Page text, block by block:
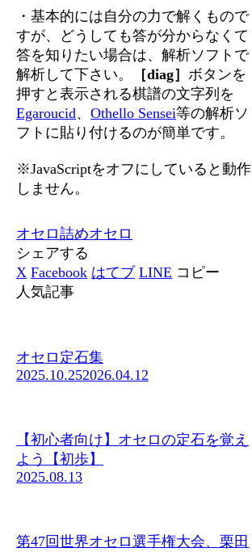
・基本的には自分の力で解くもので
すが、どうしても答が分からなくて
答を知りたい場合は、解析ソフトで
解析して下さい。
［diag］ ボタンを
押すと表示される棋譜の文字列を
Egaroucid、Othello Sensei等の解析ソ
フトに貼り付けるのが簡単です。
※JavaScriptをオフにしていると動作
しません。
オセロ詰めオセロ
シェアする
X Facebook はてブ LINE コピー
人気記事
オセロ定石集
2025.10.252026.04.12
【初心者向け】オセロの定石を覚え
よう【初歩】
2025.08.13
第47回世界オセロ選手権大会、栗田